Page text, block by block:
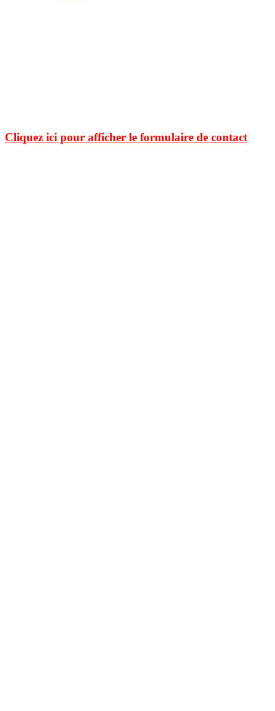
Cliquez ici pour afficher le formulaire de contact